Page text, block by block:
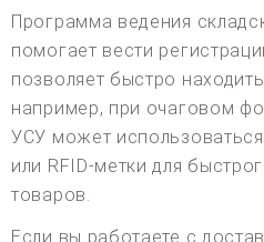
Программа ведения
помогает вести
позволяет быстро
например, при очаговом
УСУ может
или RFID-метки для
товаров.
Если вы работаете с